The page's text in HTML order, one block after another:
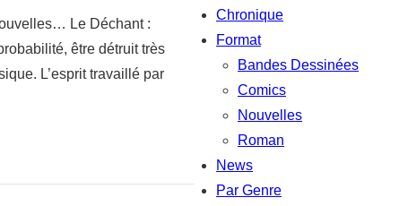
Le Déchant :
être détruit très
L’esprit travaillé par
Chronique
Format
Bandes Dessinées
Comics
Nouvelles
Roman
News
Par Genre